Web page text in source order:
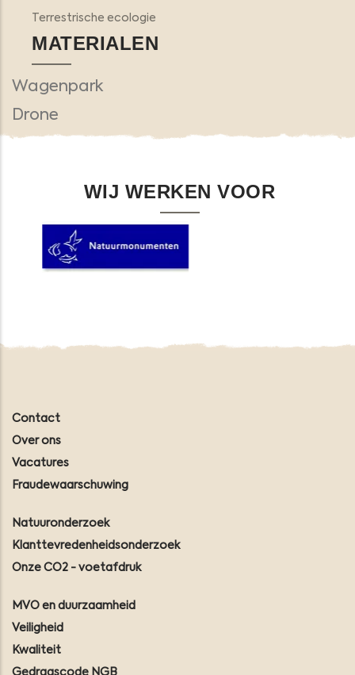
Terrestrische ecologie
MATERIALEN
Wagenpark
Drone
WIJ WERKEN VOOR
Contact
Over ons
Vacatures
Fraudewaarschuwing
Natuuronderzoek
Klanttevredenheidsonderzoek
Onze CO2 - voetafdruk
MVO en duurzaamheid
Veiligheid
Kwaliteit
Gedragscode NGB